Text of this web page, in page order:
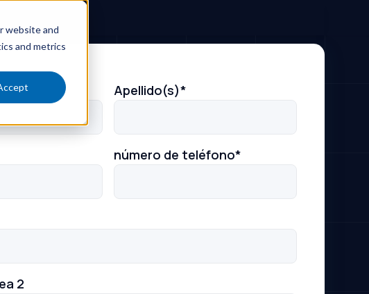
website and
and metrics
Apellido(s)*
número de teléfono*
2